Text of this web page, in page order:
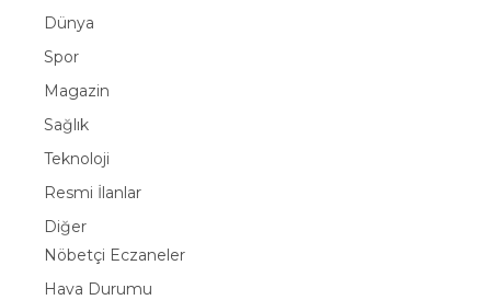
Dünya
Spor
Magazin
Sağlık
Teknoloji
Resmi İlanlar
Diğer
Nöbetçi Eczaneler
Hava Durumu